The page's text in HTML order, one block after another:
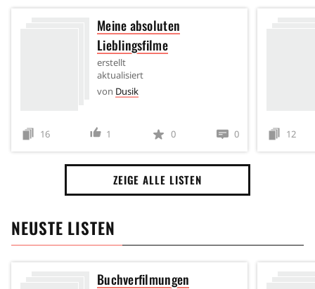
Meine absoluten
Lieblingsfilme
erstellt
aktualisiert
von Dusik
16 1 0 0 12
ZEIGE ALLE LISTEN
NEUSTE LISTEN
Buchverfilmungen